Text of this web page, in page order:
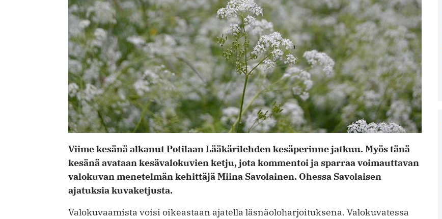
Viime kesänä alkanut Potilaan Lääkärilehden kesäperinne jatkuu. Myös tänä
kesänä avataan kesävalokuvien ketju, jota kommentoi ja sparraa voimauttavan
valokuvan menetelmän kehittäjä Miina Savolainen. Ohessa Savolaisen
ajatuksia kuvaketjusta.
Valokuvaamista voisi oikeastaan ajatella läsnäoloharjoituksena. Valokuvatessa